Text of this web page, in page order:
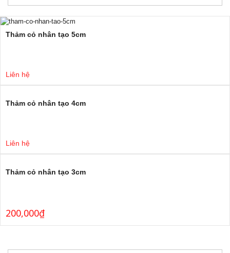
Thảm cỏ nhân tạo 5cm
Liên hệ
Thảm cỏ nhân tạo 4cm
Liên hệ
Thảm cỏ nhân tạo 3cm
200,000₫